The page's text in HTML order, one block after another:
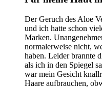
Der Geruch des Aloe
und ich hatte schon
Marken.
normalerweise nicht,
haben. Leider brannte
als ich in den Spiegel
war mein Gesicht
Haare aufbrauchen,